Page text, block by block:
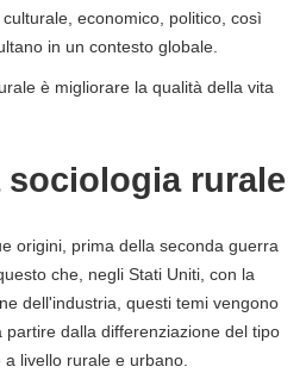
economico, politico, così
in un contesto globale.
è migliorare la qualità della vita
sociologia rurale
origini, prima della seconda guerra
che, negli Stati Uniti, con la
dell'industria, questi temi vengono
dalla differenziazione del tipo
livello rurale e urbano.